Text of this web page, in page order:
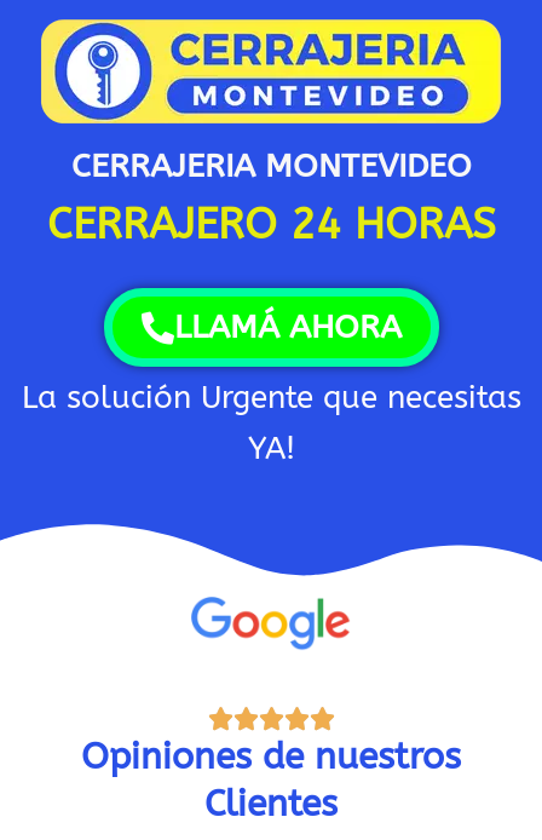
contenido
CERRAJERIA MONTEVIDEO
CERRAJERO 24 HORAS
LLAMÁ AHORA
La solución Urgente que necesitas
YA!
Opiniones de nuestros
Clientes